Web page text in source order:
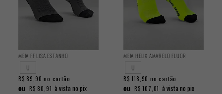
MEIA FF LISA ESTANHO
U
R$ 89,90 no cartão
ou R$ 80,91 à vista no pix
MEIA HELIX AMARELO FLUOR
U
R$ 118,90 no cartão
ou R$ 107,01 à vista no pix